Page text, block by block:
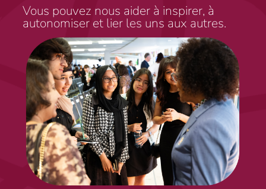
Vous pouvez nous aider à inspirer, à
autonomiser et lier les uns aux autres.